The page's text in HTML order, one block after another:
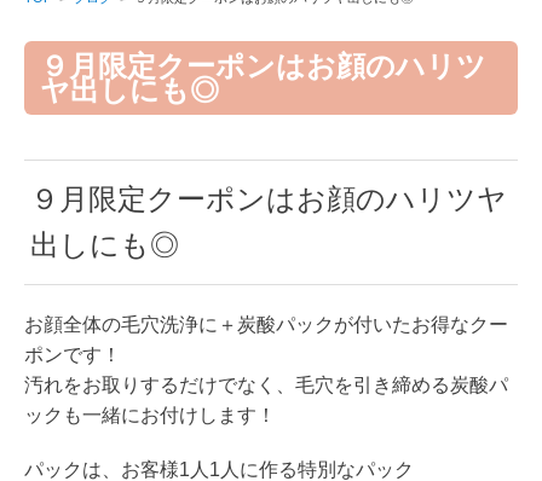
９月限定クーポンはお顔のハリツ
ヤ出しにも◎
９月限定クーポンはお顔のハリツヤ
出しにも◎
お顔全体の毛穴洗浄に＋炭酸パックが付いたお得なクー
ポンです！
汚れをお取りするだけでなく、毛穴を引き締める炭酸パ
ックも一緒にお付けします！
パックは、お客様1人1人に作る特別なパック